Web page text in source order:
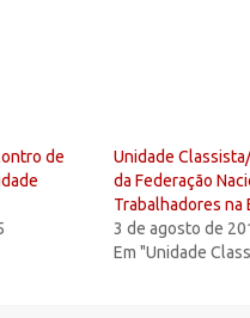
de
Unidade
da Federação
Trabalhadores na
3 de agosto de
Em "Unidade